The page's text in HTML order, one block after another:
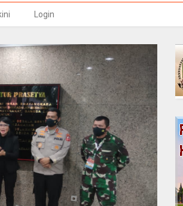
Login